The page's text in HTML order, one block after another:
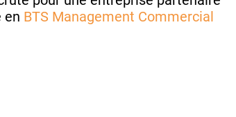
en BTS Management Commercial